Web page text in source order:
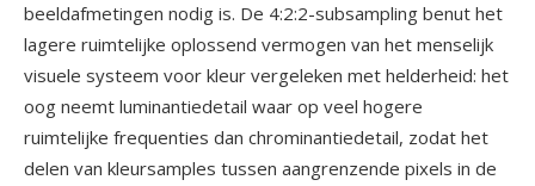
beeldafmetingen nodig is. De 4:2:2-subsampling benut het
lagere ruimtelijke oplossend vermogen van het menselijk
visuele systeem voor kleur vergeleken met helderheid: het
oog neemt luminantiedetail waar op veel hogere
ruimtelijke frequenties dan chrominantiedetail, zodat het
delen van kleursamples tussen aangrenzende pixels in de